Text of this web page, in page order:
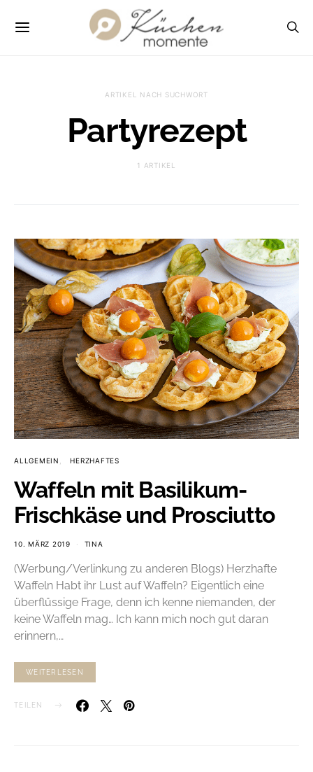
ARTIKEL NACH SUCHWORT
Partyrezept
1 ARTIKEL
ALLGEMEIN HERZHAFTES
Waffeln mit Basilikum-
Frischkäse und Prosciutto
10. MÄRZ 2019 TINA
(Werbung/Verlinkung zu anderen Blogs) Herzhafte
Waffeln Habt ihr Lust auf Waffeln? Eigentlich eine
überflüssige Frage, denn ich kenne niemanden, der
keine Waffeln mag… Ich kann mich noch gut daran
erinnern,…
WEITERLESEN
TEILEN